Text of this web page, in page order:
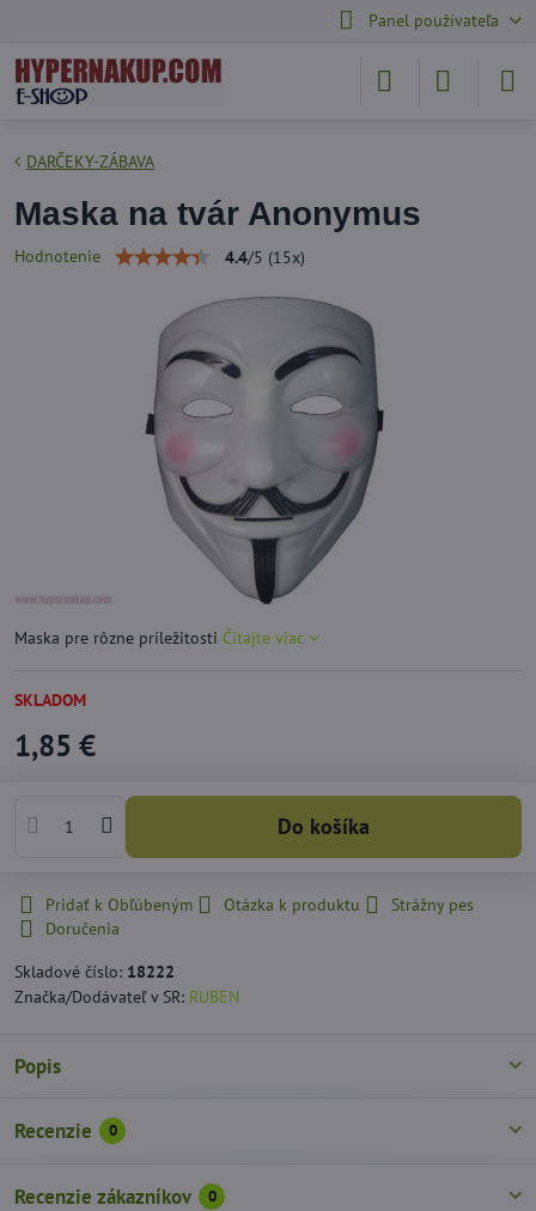
Panel používateľa
DARČEKY-ZÁBAVA
Maska na tvár Anonymus
Hodnotenie 4.4/5 (15x)
Maska pre rôzne príležitosti Čítajte viac
SKLADOM
1,85 €
Do košíka
Pridať k Obľúbeným Otázka k produktu
Strážny pes
Doručenia
Skladové číslo: 18222
Značka/Dodávateľ v SR: RUBEN
Popis
Recenzie 0
Recenzie zákazníkov 0